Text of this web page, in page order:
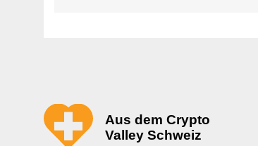
Aus dem Crypto
Valley Schweiz